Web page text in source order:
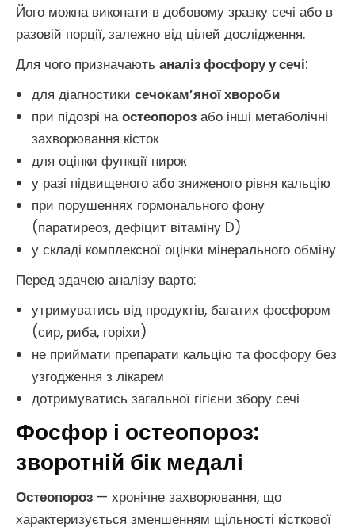
Його можна виконати в добовому зразку сечі або в
разовій порції, залежно від цілей дослідження.
Для чого призначають аналіз фосфору у сечі:
для діагностики сечокам’яної хвороби
при підозрі наостеопороз або інші метаболічні
захворювання кісток
для оцінки функції нирок
у разі підвищеного або зниженого рівня кальцію
при порушеннях гормонального фону
(паратиреоз, дефіцит вітаміну D)
у складі комплексної оцінки мінерального обміну
Перед здачею аналізу варто:
утримуватись від продуктів, багатих фосфором
(сир, риба, горіхи)
не приймати препарати кальцію та фосфору без
узгодження з лікарем
дотримуватись загальної гігієни збору сечі
Фосфор і остеопороз:
зворотній бік медалі
Остеопороз — хронічне захворювання, що
характеризується зменшенням щільності кісткової